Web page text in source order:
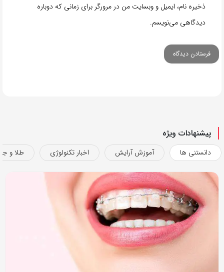
ذخیره نام، ایمیل و وبسایت من در مرورگر برای زمانی که دوباره
دیدگاهی می‌نویسم.
پیشنهادات ویژه
دانستنی ها آموزش آرایش اخبار تکنولوژی طلا و